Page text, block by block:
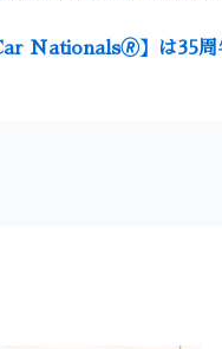
Nationals🄬】は35周